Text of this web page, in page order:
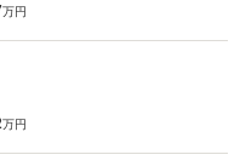
万円
万円